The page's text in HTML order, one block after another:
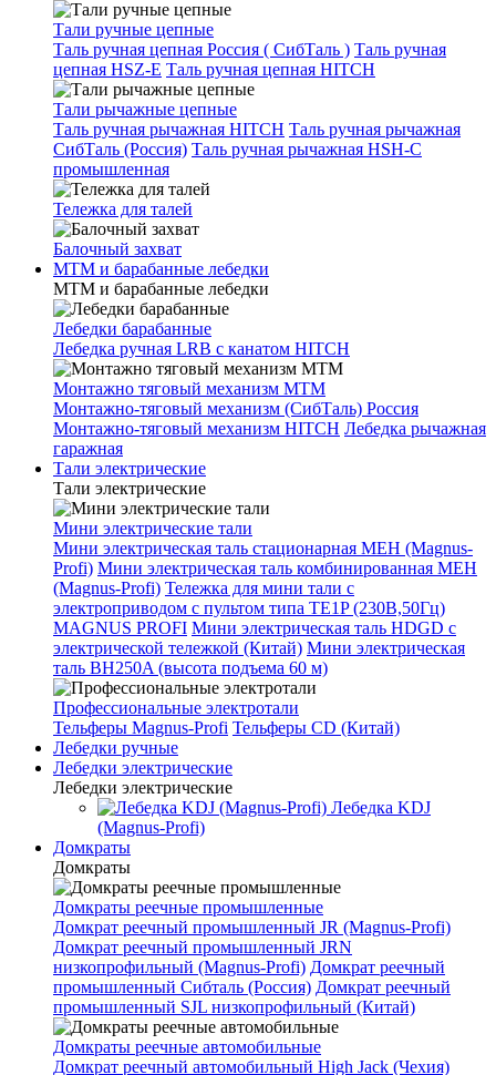
Тали ручные цепные
Таль ручная цепная Россия ( СибТаль ) Таль ручная
цепная HSZ-E Таль ручная цепная HITCH
Тали рычажные цепные
Таль ручная рычажная HITCH Таль ручная рычажная
СибТаль (Россия) Таль ручная рычажная HSH-C
промышленная
Тележка для талей
Балочный захват
МТМ и барабанные лебедки
МТМ и барабанные лебедки
Лебедки барабанные
Лебедка ручная LRB с канатом HITCH
Монтажно тяговый механизм МТМ
Монтажно-тяговый механизм (СибТаль) Россия
Монтажно-тяговый механизм HITCH Лебедка рычажная
гаражная
Тали электрические
Тали электрические
Мини электрические тали
Мини электрическая таль стационарная МЕН (Magnus-
Profi) Мини электрическая таль комбинированная МЕН
(Magnus-Profi) Тележка для мини тали с
электроприводом с пультом типа TE1P (230В,50Гц)
MAGNUS PROFI Мини электрическая таль HDGD с
электрической тележкой (Китай) Мини электрическая
таль BH250A (высота подъема 60 м)
Профессиональные электротали
Тельферы Magnus-Profi Тельферы CD (Китай)
Лебедки ручные
Лебедки электрические
Лебедки электрические
Лебедка KDJ
(Magnus-Profi)
Домкраты
Домкраты
Домкраты реечные промышленные
Домкрат реечный промышленный JR (Magnus-Profi)
Домкрат реечный промышленный JRN
низкопрофильный (Magnus-Profi) Домкрат реечный
промышленный Сибталь (Россия) Домкрат реечный
промышленный SJL низкопрофильный (Китай)
Домкраты реечные автомобильные
Домкрат реечный автомобильный High Jack (Чехия)